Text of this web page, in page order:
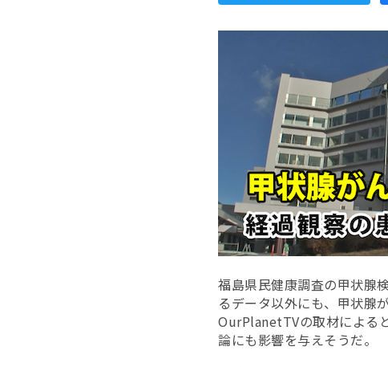
福島県民健康調査の甲状腺
るデータ以外にも、甲状腺
OurPlanetTVの取材による
論にも影響を与えそうだ。